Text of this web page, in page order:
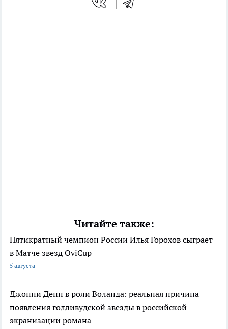
Читайте также:
Пятикратный чемпион России Илья Горохов сыграет
в Матче звезд OviCup
5 августа
Джонни Депп в роли Воланда: реальная причина
появления голливудской звезды в российской
экранизации романа